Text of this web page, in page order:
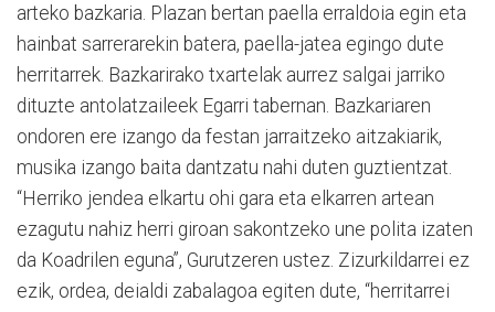
arteko bazkaria. Plazan bertan paella erraldoia egin eta
hainbat sarrerarekin batera, paella-jatea egingo dute
herritarrek. Bazkarirako txartelak aurrez salgai jarriko
dituzte antolatzaileek Egarri tabernan. Bazkariaren
ondoren ere izango da festan jarraitzeko aitzakiarik,
musika izango baita dantzatu nahi duten guztientzat.
“Herriko jendea elkartu ohi gara eta elkarren artean
ezagutu nahiz herri giroan sakontzeko une polita izaten
da Koadrilen eguna”, Gurutzeren ustez. Zizurkildarrei ez
ezik, ordea, deialdi zabalagoa egiten dute, “herritarrei